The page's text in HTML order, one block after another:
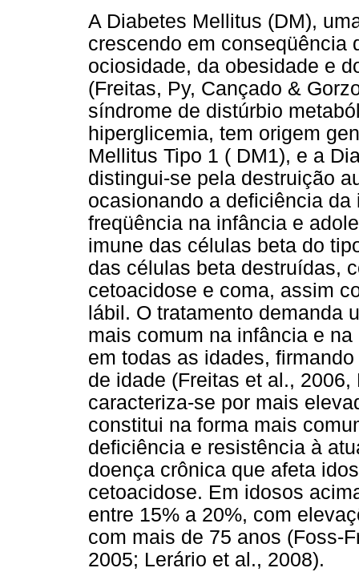
A Diabetes Mellitus (DM),
crescendo em conseqüência
ociosidade, da obesidade e
(Freitas, Py, Cançado &
síndrome de distúrbio
hiperglicemia, tem origem
Mellitus Tipo 1 ( DM1), e a
distingui-se pela destruição
ocasionando a deficiência
freqüência na infância e
imune das células beta do
das células beta destruídas,
cetoacidose e coma, assim
lábil. O tratamento demanda
mais comum na infância e
em todas as idades,
de idade (Freitas et al.,
caracteriza-se por mais
constitui na forma mais
deficiência e resistência à
doença crônica que afeta
cetoacidose. Em idosos
entre 15% a 20%, com
com mais de 75 anos (Foss-
2005; Lerário et al., 2008).